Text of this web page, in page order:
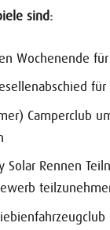
sind:
Wochenende
Camperclub
Solar Rennen